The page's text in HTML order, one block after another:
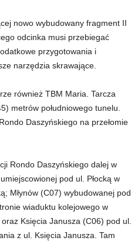
nowo wybudowany fragment II
odcinka musi przebiegać
przygotowania i
narzędzia skrawające.
również TBM Maria. Tarcza
metrów południowego tunelu.
Daszyńskiego na przełomie
Rondo Daszyńskiego dalej w
pod ul. Płocką w
Młynów (C07) wybudowanej pod
wiaduktu kolejowego w
Księcia Janusza (C06) pod ul.
z ul. Księcia Janusza. Tam